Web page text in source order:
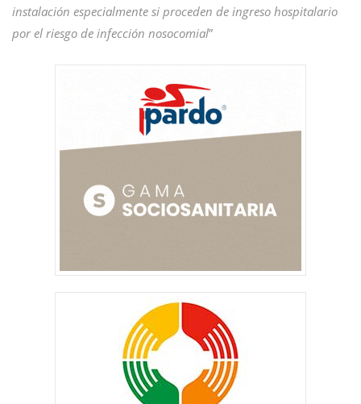
instalación especialmente si proceden de ingreso hospitalario
por el riesgo de infección nosocomial”